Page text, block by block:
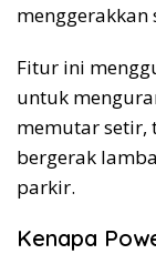
Fitur ini
untuk
memutar setir,
bergerak
parkir.
Kenapa